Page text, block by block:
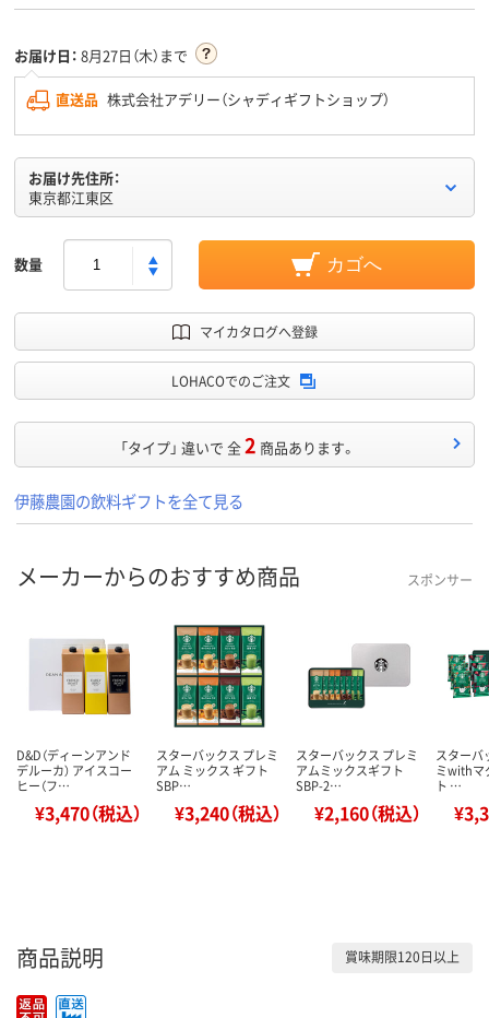
お届け日： 8月27日（木）まで
直送品 株式会社アデリー（シャディギフトショップ）
お届け先住所：
東京都江東区
数量 カゴへ
マイカタログへ登録
LOHACOでのご注文
「タイプ」 違いで 全2 商品あります。
伊藤農園の飲料ギフトを全て見る
メーカーからのおすすめ商品 スポンサー
D&D（ディーンアンド
デルーカ） アイスコー
ヒー（フ…
¥3,470（税込）
スターバックス プレミ
アム ミックス ギフト
SBP…
¥3,240（税込）
スターバックス プレミ
アムミックスギフト
SBP-2…
¥2,160（税込）
スターバ
ミwithマ
ト …
商品説明 賞味期限120日以上